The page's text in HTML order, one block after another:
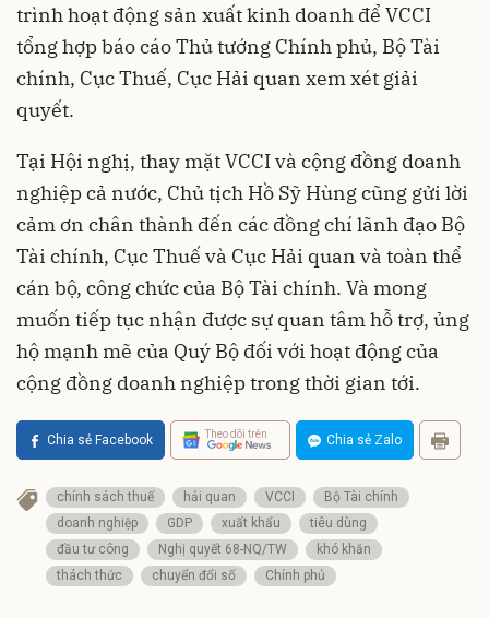
trình hoạt động sản xuất kinh doanh để VCCI
tổng hợp báo cáo Thủ tướng Chính phủ, Bộ Tài
chính, Cục Thuế, Cục Hải quan xem xét giải
quyết.
Tại Hội nghị, thay mặt VCCI và cộng đồng doanh
nghiệp cả nước, Chủ tịch Hồ Sỹ Hùng cũng gửi lời
cảm ơn chân thành đến các đồng chí lãnh đạo Bộ
Tài chính, Cục Thuế và Cục Hải quan và toàn thể
cán bộ, công chức của Bộ Tài chính. Và mong
muốn tiếp tục nhận được sự quan tâm hỗ trợ, ủng
hộ mạnh mẽ của Quý Bộ đối với hoạt động của
cộng đồng doanh nghiệp trong thời gian tới.
Chia sẻ Facebook Theo dõi trên Chia sẻ Zalo
chính sách thuế hải quan VCCI
Bộ Tài chính
doanh nghiệp
GDP xuất khẩu
tiêu dùng
đầu tư công
Nghị quyết 68-NQ/TW
khó khăn
thách thức
chuyển đổi số Chính phủ